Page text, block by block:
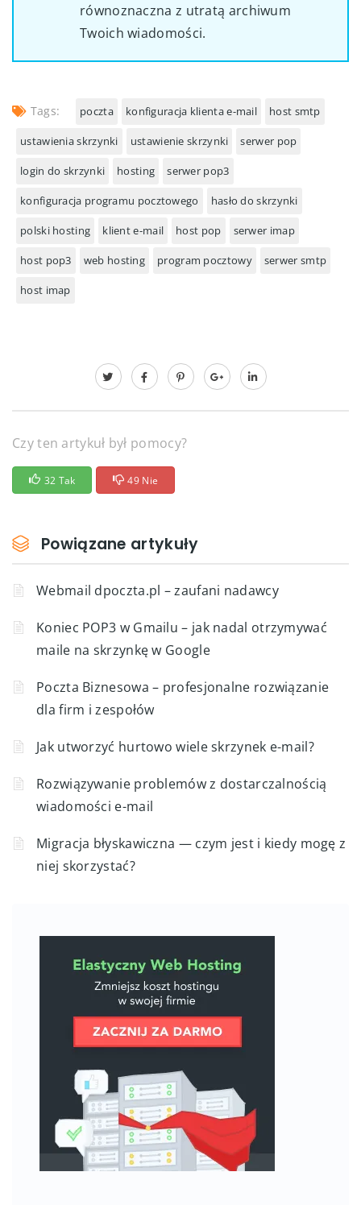
równoznaczna z utratą archiwum
Twoich wiadomości.
Tags: poczta konfiguracja klienta e-mail host smtp
ustawienia skrzynki ustawienie skrzynki serwer pop
login do skrzynki hosting serwer pop3
konfiguracja programu pocztowego hasło do skrzynki
polski hosting klient e-mail host pop serwer imap
host pop3 web hosting program pocztowy serwer smtp
host imap
Czy ten artykuł był pomocy?
32 Tak 49 Nie
Powiązane artykuły
Webmail dpoczta.pl – zaufani nadawcy
Koniec POP3 w Gmailu – jak nadal otrzymywać
maile na skrzynkę w Google
Poczta Biznesowa – profesjonalne rozwiązanie
dla firm i zespołów
Jak utworzyć hurtowo wiele skrzynek e-mail?
Rozwiązywanie problemów z dostarczalnością
wiadomości e-mail
Migracja błyskawiczna — czym jest i kiedy mogę z
niej skorzystać?